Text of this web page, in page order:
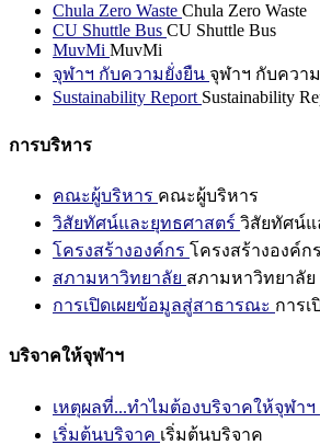
Chula Zero Waste Chula Zero Waste
CU Shuttle Bus CU Shuttle Bus
MuvMi MuvMi
จุฬาฯ กับความยั่งยืน จุฬาฯ กับควา
Sustainability Report Sustainability
การบริหาร
คณะผู้บริหาร คณะผู้บริหาร
วิสัยทัศน์และยุทธศาสตร์ วิสัยทัศน์แ
โครงสร้างองค์กร โครงสร้างองค์กร
สภามหาวิทยาลัย สภามหาวิทยาลัย
การเปิดเผยข้อมูลสู่สาธารณะ การ
บริจาคให้จุฬาฯ
เหตุผลที่...ทำไมต้องบริจาคให้จุฬาฯ
เริ่มต้นบริจาค เริ่มต้นบริจาค